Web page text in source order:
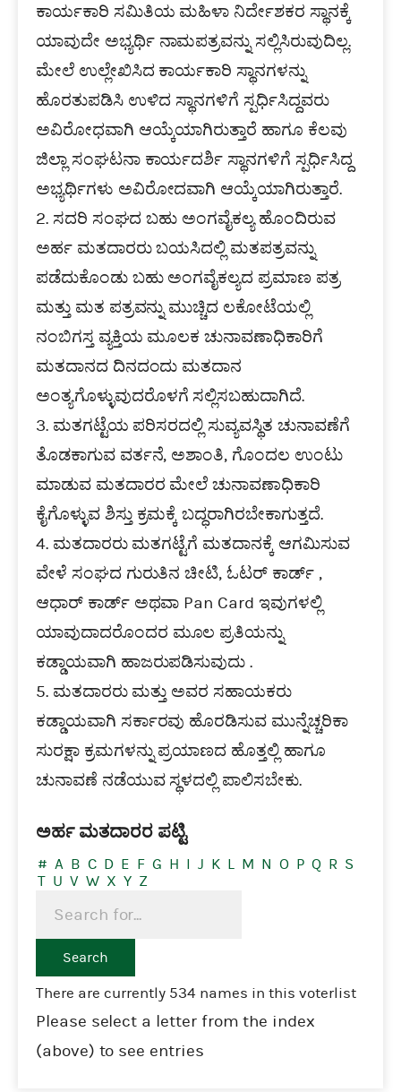
ಕಾರ್ಯಕಾರಿ ಸಮಿತಿಯ ಮಹಿಳಾ ನಿರ್ದೇಶಕರ ಸ್ಥಾನಕ್ಕೆ
ಯಾವುದೇ ಅಭ್ಯರ್ಥಿ ನಾಮಪತ್ರವನ್ನು ಸಲ್ಲಿಸಿರುವುದಿಲ್ಲ.
ಮೇಲೆ ಉಲ್ಲೇಖಿಸಿದ ಕಾರ್ಯಕಾರಿ ಸ್ಥಾನಗಳನ್ನು
ಹೊರತುಪಡಿಸಿ ಉಳಿದ ಸ್ಥಾನಗಳಿಗೆ ಸ್ಪರ್ಧಿಸಿದ್ದವರು
ಅವಿರೋಧವಾಗಿ ಆಯ್ಕೆಯಾಗಿರುತ್ತಾರೆ ಹಾಗೂ ಕೆಲವು
ಜಿಲ್ಲಾ ಸಂಘಟನಾ ಕಾರ್ಯದರ್ಶಿ ಸ್ಥಾನಗಳಿಗೆ ಸ್ಪರ್ಧಿಸಿದ್ದ
ಅಭ್ಯರ್ಥಿಗಳು ಅವಿರೋದವಾಗಿ ಆಯ್ಕೆಯಾಗಿರುತ್ತಾರೆ.
2. ಸದರಿ ಸಂಘದ ಬಹು ಅಂಗವೈಕಲ್ಯ ಹೊಂದಿರುವ
ಅರ್ಹ ಮತದಾರರು ಬಯಸಿದಲ್ಲಿ ಮತಪತ್ರವನ್ನು
ಪಡೆದುಕೊಂಡು ಬಹು ಅಂಗವೈಕಲ್ಯದ ಪ್ರಮಾಣ ಪತ್ರ
ಮತ್ತು ಮತ ಪತ್ರವನ್ನು ಮುಚ್ಚಿದ ಲಕೋಟೆಯಲ್ಲಿ
ನಂಬಿಗಸ್ತ ವ್ಯಕ್ತಿಯ ಮೂಲಕ ಚುನಾವಣಾಧಿಕಾರಿಗೆ
ಮತದಾನದ ದಿನದಂದು ಮತದಾನ
ಅಂತ್ಯಗೊಳ್ಳುವುದರೊಳಗೆ ಸಲ್ಲಿಸಬಹುದಾಗಿದೆ.
3. ಮತಗಟ್ಟೆಯ ಪರಿಸರದಲ್ಲಿ ಸುವ್ಯವಸ್ಥಿತ ಚುನಾವಣೆಗೆ
ತೊಡಕಾಗುವ ವರ್ತನೆ, ಅಶಾಂತಿ, ಗೊಂದಲ ಉಂಟು
ಮಾಡುವ ಮತದಾರರ ಮೇಲೆ ಚುನಾವಣಾಧಿಕಾರಿ
ಕೈಗೊಳ್ಳುವ ಶಿಸ್ತು ಕ್ರಮಕ್ಕೆ ಬದ್ಧರಾಗಿರಬೇಕಾಗುತ್ತದೆ.
4. ಮತದಾರರು ಮತಗಟ್ಟೆಗೆ ಮತದಾನಕ್ಕೆ ಆಗಮಿಸುವ
ವೇಳೆ ಸಂಘದ ಗುರುತಿನ ಚೀಟಿ, ಓಟರ್ ಕಾರ್ಡ್ ,
ಆಧಾರ್ ಕಾರ್ಡ್ ಅಥವಾ Pan Card ಇವುಗಳಲ್ಲಿ
ಯಾವುದಾದರೊಂದರ ಮೂಲ ಪ್ರತಿಯನ್ನು
ಕಡ್ಡಾಯವಾಗಿ ಹಾಜರುಪಡಿಸುವುದು .
5. ಮತದಾರರು ಮತ್ತು ಅವರ ಸಹಾಯಕರು
ಕಡ್ಡಾಯವಾಗಿ ಸರ್ಕಾರವು ಹೊರಡಿಸುವ ಮುನ್ನೆಚ್ಚರಿಕಾ
ಸುರಕ್ಷಾ ಕ್ರಮಗಳನ್ನು ಪ್ರಯಾಣದ ಹೊತ್ತಲ್ಲಿ ಹಾಗೂ
ಚುನಾವಣೆ ನಡೆಯುವ ಸ್ಥಳದಲ್ಲಿ ಪಾಲಿಸಬೇಕು.
ಅರ್ಹ ಮತದಾರರ ಪಟ್ಟಿ
# A B C D E F G H I J K L M N O P Q R S
T U V W X Y Z
There are currently 534 names in this voterlist
Please select a letter from the index
(above) to see entries